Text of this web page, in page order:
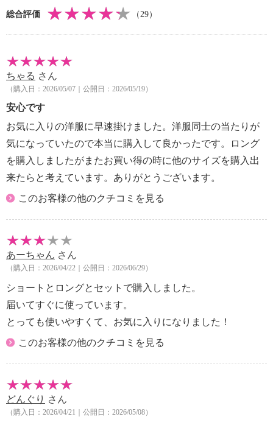
【同梱書類】
・取扱説明書
【保証（有無）、保証期間】
総合評価 （29）
ちゃる さん
（購入日：2026/05/07｜公開日：2026/05/19）
安心です
お気に入りの洋服に早速掛けました。洋服同士の当たりが
気になっていたので本当に購入して良かったです。ロング
を購入しましたがまたお買い得の時に他のサイズを購入出
来たらと考えています。ありがとうございます。
このお客様の他のクチコミを見る
あーちゃん さん
（購入日：2026/04/22｜公開日：2026/06/29）
ショートとロングとセットで購入しました。
届いてすぐに使っています。
とっても使いやすくて、お気に入りになりました！
このお客様の他のクチコミを見る
どんぐり さん
（購入日：2026/04/21｜公開日：2026/05/08）